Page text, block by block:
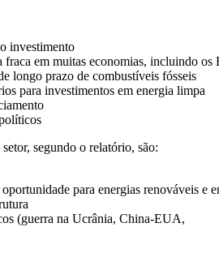
investimento
fraca em muitas economias, incluindo os
longo prazo de combustíveis fósseis
para investimentos em energia limpa
segundo o relatório, são:
para energias renováveis e
(guerra na Ucrânia, China-EUA,